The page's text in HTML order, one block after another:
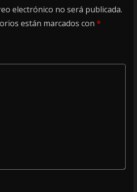
electrónico no será publicada.
están marcados con *